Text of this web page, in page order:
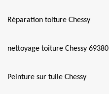
Réparation toiture Chessy
nettoyage toiture Chessy 69380
Peinture sur tuile Chessy